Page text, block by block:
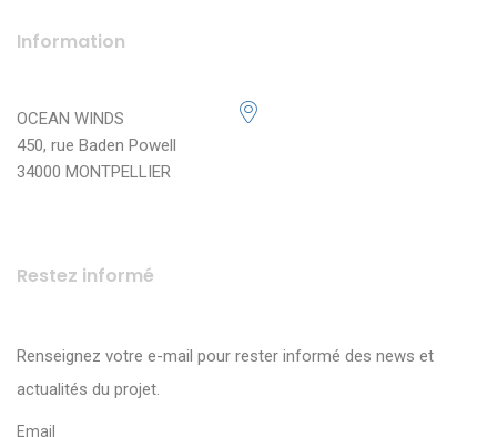
Information
OCEAN WINDS
450, rue Baden Powell
34000 MONTPELLIER
Restez informé
Renseignez votre e-mail pour rester informé des news et
actualités du projet.
Email